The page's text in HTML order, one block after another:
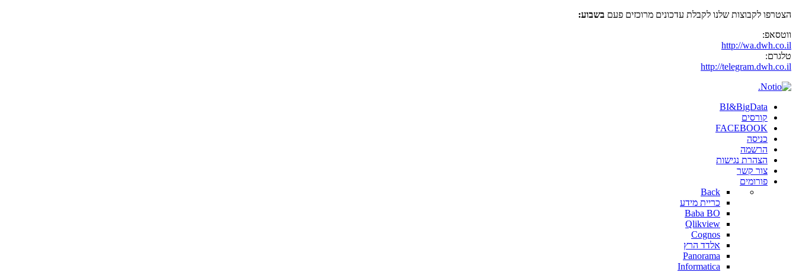
הצטרפו לקבוצות שלנו לקבלת עדכונים מרוכזים פעם בשבוע:
ווטסאפ:
http://wa.dwh.co.il
טלגרם:
http://telegram.dwh.co.il
BI&BigData
קורסים
FACEBOOK
כניסה
הרשמה
הצהרת נגישות
צור קשר
פורומים
Back
כריית מידע
Baba BO
Qlikview
Cognos
אלדד הרץ
Panorama
Informatica